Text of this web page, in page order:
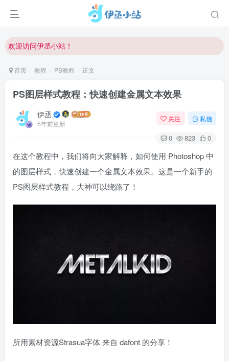
欢迎访问伊丞小站！
首页 教程 PS教程 正文
PS图层样式教程：快速创建金属文本效果
伊丞
5年前更新
关注 私信
0 823 0
在这个教程中，我们将向大家解释，如何使用 Photoshop 中
的图层样式，快速创建一个金属文本效果。这是一个新手的
PS图层样式教程，大神可以绕路了！
所用素材资源Strasua字体 来自 dafont 的分享！